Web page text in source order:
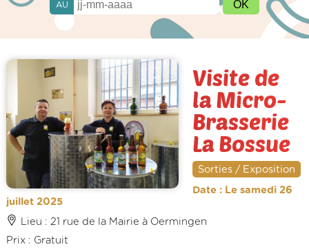
AU
Visite de
la Micro-
Brasserie
La Bossue
Sorties / Exposition
Date : Le samedi 26
juillet 2025
Lieu : 21 rue de la Mairie à Oermingen
Prix : Gratuit